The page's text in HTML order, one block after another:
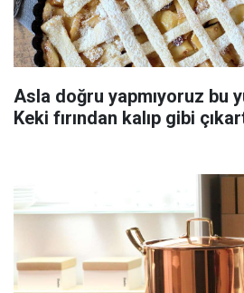
Asla doğru yapmıyoruz bu
Keki fırından kalıp gibi